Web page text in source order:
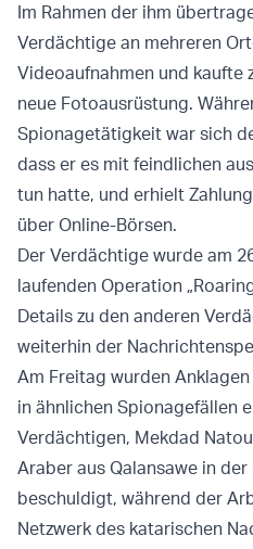
Im Rahmen der ihm
Verdächtige an mehreren
Videoaufnahmen und kaufte
neue Fotoausrüstung.
Spionagetätigkeit war sich
dass er es mit feindlichen
tun hatte, und erhielt
über Online-Börsen.
Der Verdächtige wurde am
laufenden Operation
Details zu den anderen
weiterhin der
Am Freitag wurden
in ähnlichen Spionagefällen
Verdächtigen, Mekdad
Araber aus Qalansawe in
beschuldigt, während der
Netzwerk des katarischen